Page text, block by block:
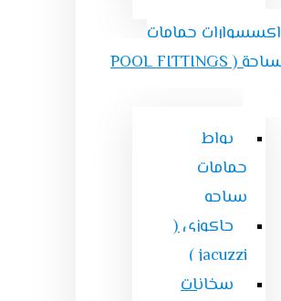
اكسسوارات حمامات
السباحة ( POOL FITTINGS
بواط
حمامات
سباحه
جاكوزى (
jacuzzi )
سخانات